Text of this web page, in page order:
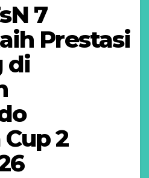
7
Prestasi
di
2